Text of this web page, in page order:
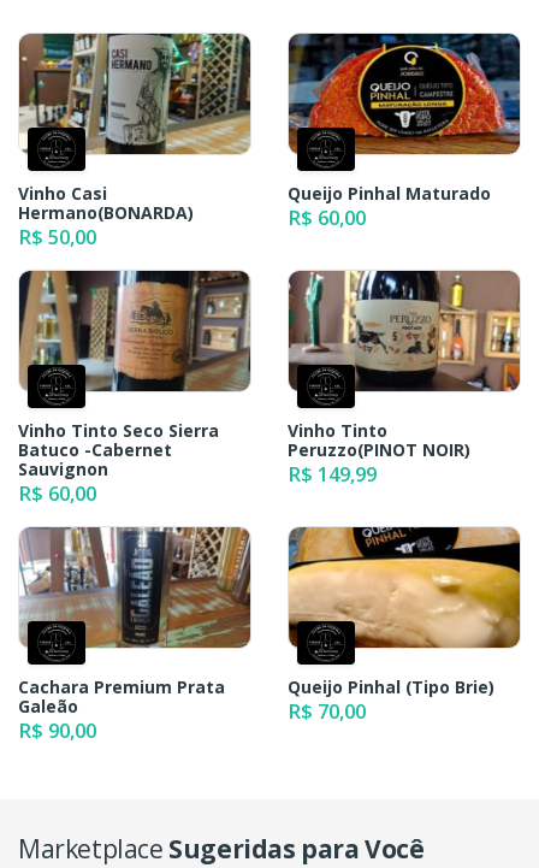
Vinho Casi
Hermano(BONARDA)
R$ 50,00
Queijo Pinhal Maturado
R$ 60,00
Vinho Tinto Seco Sierra
Batuco -Cabernet
Sauvignon
R$ 60,00
Vinho Tinto
Peruzzo(PINOT NOIR)
R$ 149,99
Cachara Premium Prata
Galeão
R$ 90,00
Queijo Pinhal (Tipo Brie)
R$ 70,00
Marketplace Sugeridas para Você